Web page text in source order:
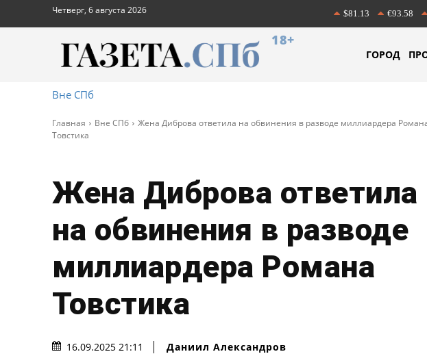
Четверг, 6 августа 2026 $81.13 €93.58
18+
ГОРОД
Вне СПб
Главная Вне СПб
Жена Диброва ответила на обвинения в разводе миллиардера
Товстика
Жена Диброва ответила
на обвинения в разводе
миллиардера Романа
Товстика
16.09.2025 21:11 Даниил Александров